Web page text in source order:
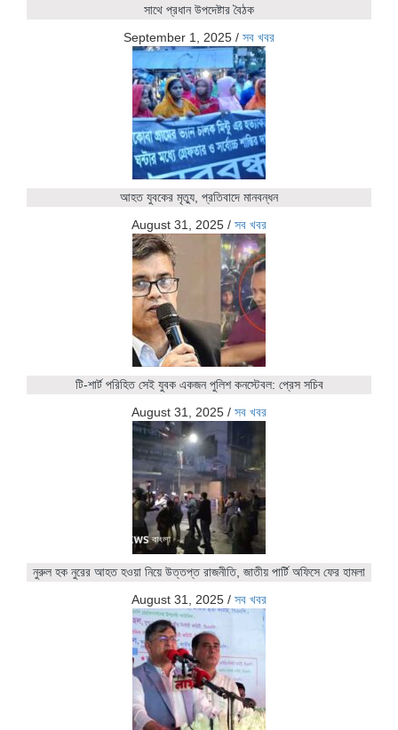
সাথে প্রধান উপদেষ্টার বৈঠক
September 1, 2025 / সব খবর
আহত যুবকের মৃত্যু, প্রতিবাদে মানবন্ধন
August 31, 2025 / সব খবর
টি-শার্ট পরিহিত সেই যুবক একজন পুলিশ কনস্টেবল: প্রেস সচিব
August 31, 2025 / সব খবর
নুরুল হক নুরের আহত হওয়া নিয়ে উত্তপ্ত রাজনীতি, জাতীয় পার্টি অফিসে ফের হামলা
August 31, 2025 / সব খবর